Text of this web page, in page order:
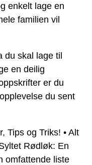
enkelt lage en
familien vil
du skal lage til
en deilig
er du
du sent
Tips og Triks! • Alt
Rødløk: En
omfattende liste